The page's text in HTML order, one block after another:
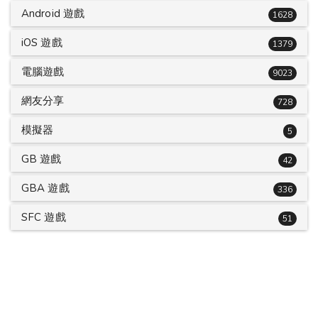
Android 遊戲 1628
iOS 遊戲 1379
電腦遊戲 9023
網友分享 728
模擬器 5
GB 遊戲 42
GBA 遊戲 336
SFC 遊戲 51